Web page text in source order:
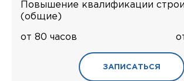
Повышение квалификации
(общие)
от 80 часов
ЗАПИСАТЬСЯ